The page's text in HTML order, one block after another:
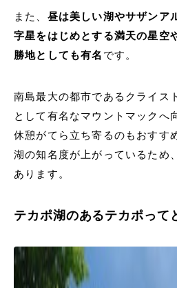
また、 昼は美しい湖やサザンア
字星をはじめとする満天の星空
勝地としても有名 です。
南島最大の都市であるクライス
として有名なマウントマックへ
休憩がてら立ち寄るのもおすす
湖の知名度が上がっているため
あります。
テカポ湖のあるテカポって